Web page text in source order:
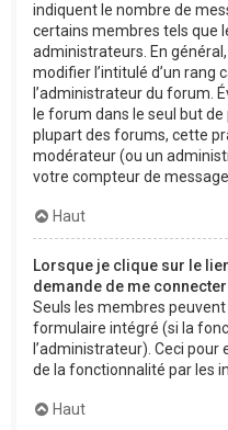
indiquent le nombre de
certains membres tels que
administrateurs. En
modifier l’intitulé d’un rang
l’administrateur du forum.
le forum dans le seul but
plupart des forums, cette
modérateur (ou un
votre compteur de
Haut
Lorsque je clique sur le
demande de me connecter
Seuls les membres peuvent
formulaire intégré (si la
l’administrateur). Ceci
de la fonctionnalité par les
Haut